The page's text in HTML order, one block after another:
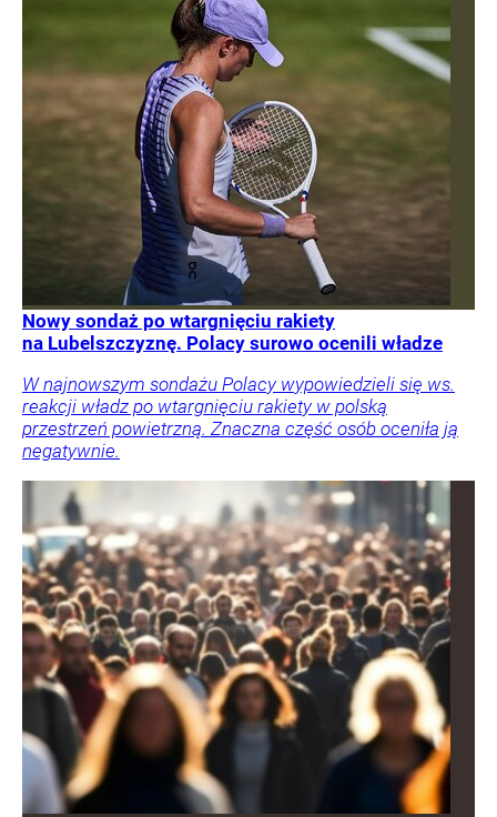
Nowy sondaż po wtargnięciu rakiety
na Lubelszczyznę. Polacy surowo ocenili władze
W najnowszym sondażu Polacy wypowiedzieli się ws.
reakcji władz po wtargnięciu rakiety w polską
przestrzeń powietrzną. Znaczna część osób oceniła ją
negatywnie.